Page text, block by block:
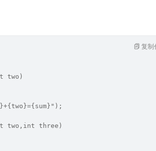
two)
two,int three)
复制